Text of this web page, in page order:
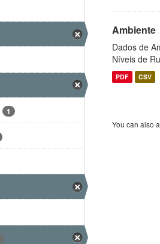
1
Ambiente
Dados de
Níveis de
PDF CSV
You can also